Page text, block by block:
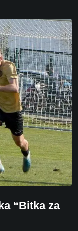
“Bitka za